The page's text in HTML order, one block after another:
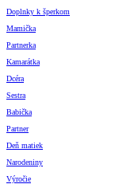
Doplnky k šperkom
Mamička
Partnerka
Kamarátka
Dcéra
Sestra
Babička
Partner
Deň matiek
Narodeniny
Výročie